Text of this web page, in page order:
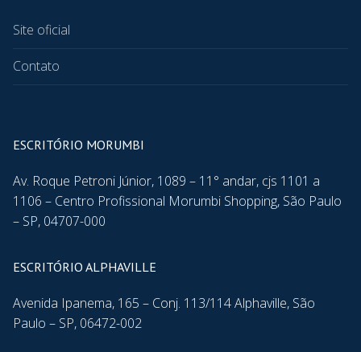
Site oficial
Contato
ESCRITÓRIO MORUMBI
Av. Roque Petroni Júnior, 1089 – 11° andar, cjs 1101 a
1106 – Centro Profissional Morumbi Shopping, São Paulo
– SP, 04707-000
ESCRITÓRIO ALPHAVILLE
Avenida Ipanema, 165 – Conj. 113/114 Alphaville, São
Paulo – SP, 06472-002